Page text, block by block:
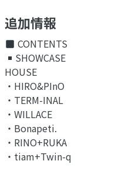
追加情報
CONTENTS
SHOWCASE
HOUSE
・HIRO&PInO
・TERM-INAL
・WILLACE
・Bonapeti.
・RINO+RUKA
・tiam+Twin-q